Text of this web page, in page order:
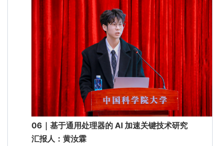
06｜基于通用处理器的 AI 加速关键技术研究
汇报人：黄汝霖